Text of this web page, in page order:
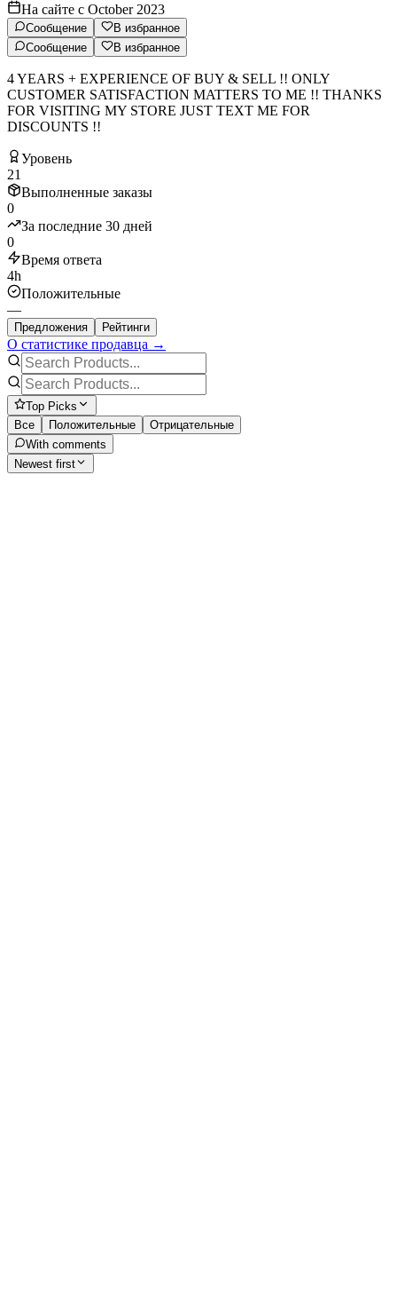
На сайте с October 2023
Сообщение
В избранное
Сообщение
В избранное
4 YEARS + EXPERIENCE OF BUY & SELL !! ONLY
CUSTOMER SATISFACTION MATTERS TO ME !! THANKS
FOR VISITING MY STORE JUST TEXT ME FOR
DISCOUNTS !!
Уровень
21
Выполненные заказы
0
За последние 30 дней
0
Время ответа
4h
Положительные
—
Предложения Рейтинги
О статистике продавца →
Top Picks
Все
Положительные
Отрицательные
With comments
Newest first